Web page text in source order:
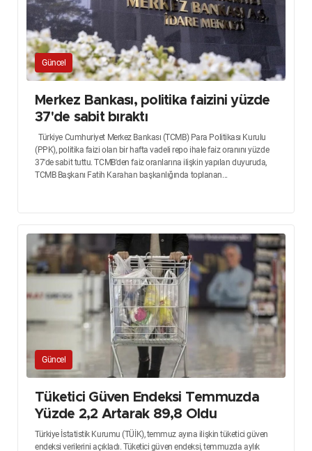
Güncel
Merkez Bankası, politika faizini yüzde
37'de sabit bıraktı
Türkiye Cumhuriyet Merkez Bankası (TCMB) Para Politikası Kurulu
(PPK), politika faizi olan bir hafta vadeli repo ihale faiz oranını yüzde
37'de sabit tuttu. TCMB'den faiz oranlarına ilişkin yapılan duyuruda,
TCMB Başkanı Fatih Karahan başkanlığında toplanan...
Güncel
Tüketici Güven Endeksi Temmuzda
Yüzde 2,2 Artarak 89,8 Oldu
Türkiye İstatistik Kurumu (TÜİK), temmuz ayına ilişkin tüketici güven
endeksi verilerini açıkladı. Tüketici güven endeksi, temmuzda aylık